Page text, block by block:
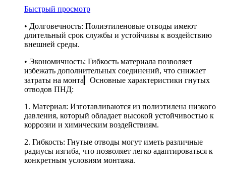
Быстрый просмотр
• Долговечность: Полиэтиленовые отводы имеют
длительный срок службы и устойчивы к воздействию
внешней среды.
• Экономичность: Гибкость материала позволяет
избежать дополнительных соединений, что снижает
затраты на монта▎Основные характеристики гнутых
отводов ПНД:
1. Материал: Изготавливаются из полиэтилена низкого
давления, который обладает высокой устойчивостью к
коррозии и химическим воздействиям.
2. Гибкость: Гнутые отводы могут иметь различные
радиусы изгиба, что позволяет легко адаптироваться к
конкретным условиям монтажа.